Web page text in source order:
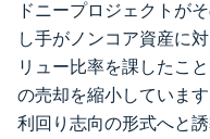
ドニープロジェクトが
し手がノンコア資産に
リュー比率を課したこ
の売却を縮小していま
利回り志向の形式へと